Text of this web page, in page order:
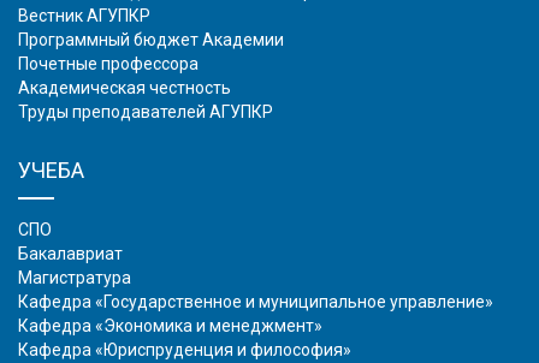
Вестник АГУПКР
Программный бюджет Академии
Почетные профессора
Академическая честность
Труды преподавателей АГУПКР
УЧЕБА
СПО
Бакалавриат
Магистратура
Кафедра «Государственное и муниципальное управление»
Кафедра «Экономика и менеджмент»
Кафедра «Юриспруденция и философия»